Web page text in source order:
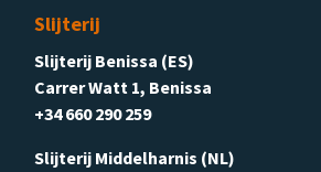
Slijterij
Slijterij Benissa (ES)
Carrer Watt 1, Benissa
+34 660 290 259
Slijterij Middelharnis (NL)